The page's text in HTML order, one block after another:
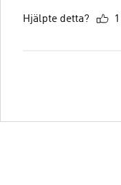
Hjälpte detta? 1